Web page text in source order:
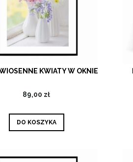
KWIATY W OKNIE
89,00 zł
DO KOSZYKA